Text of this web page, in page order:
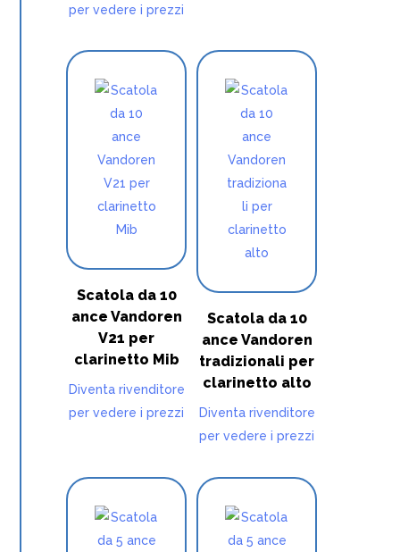
per vedere i prezzi
Scatola da 10
ance Vandoren
V21 per
clarinetto Mib
Diventa rivenditore
per vedere i prezzi
Scatola da 10
ance Vandoren
tradizionali per
clarinetto alto
Diventa rivenditore
per vedere i prezzi